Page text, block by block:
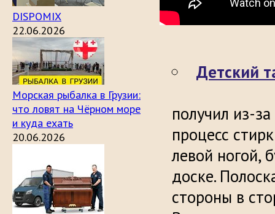
DISPOMIX
22.06.2026
Морская рыбалка в Грузии:
что ловят на Чёрном море
и куда ехать
20.06.2026
Детский
получил из-
процесс
левой ногой,
доске.
стороны в